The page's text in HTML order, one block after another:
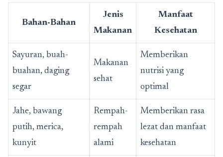
Bahan-Bahan
Jenis
Makanan
Manfaat
Kesehatan
Sayuran, buah-
buahan, daging
segar
Makanan
sehat
Memberikan
nutrisi yang
optimal
Jahe, bawang
putih, merica,
kunyit
Rempah-
rempah
alami
Memberikan rasa
lezat dan manfaat
kesehatan